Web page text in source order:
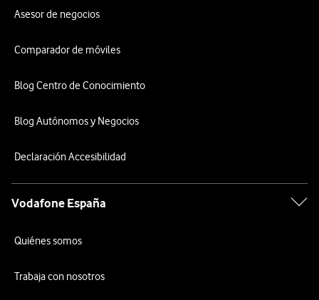
Asesor de negocios
Comparador de móviles
Blog Centro de Conocimiento
Blog Autónomos y Negocios
Declaración Accesibilidad
Vodafone España
Quiénes somos
Trabaja con nosotros